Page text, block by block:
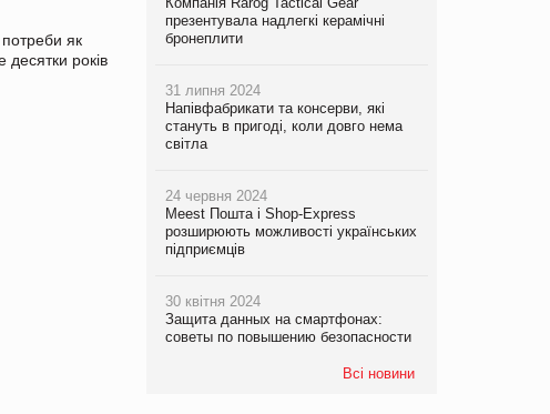
як
років
презентувала надлегкі керамічні
бронеплити
31 липня 2024
Напівфабрикати та консерви, які
стануть в пригоді, коли довго нема
світла
24 червня 2024
Meest Пошта і Shop-Express
розширюють можливості українських
підприємців
30 квітня 2024
Защита данных на смартфонах:
советы по повышению безопасности
Всі новини